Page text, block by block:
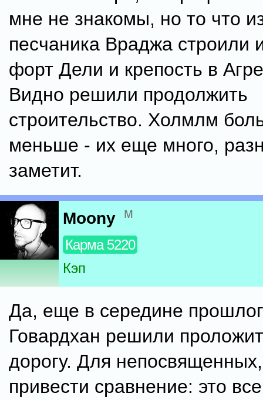
мне не знакомы, но то что
песчаника Враджа строили
форт Дели и крепость в
Видно решили продолжить
строительство. Холмлм
меньше - их еще много,
заметит.
Moony м
Карма 5220
Кэп
Да, еще в середине
Говардхан решили
дорогу. Для
привести сравнение: это